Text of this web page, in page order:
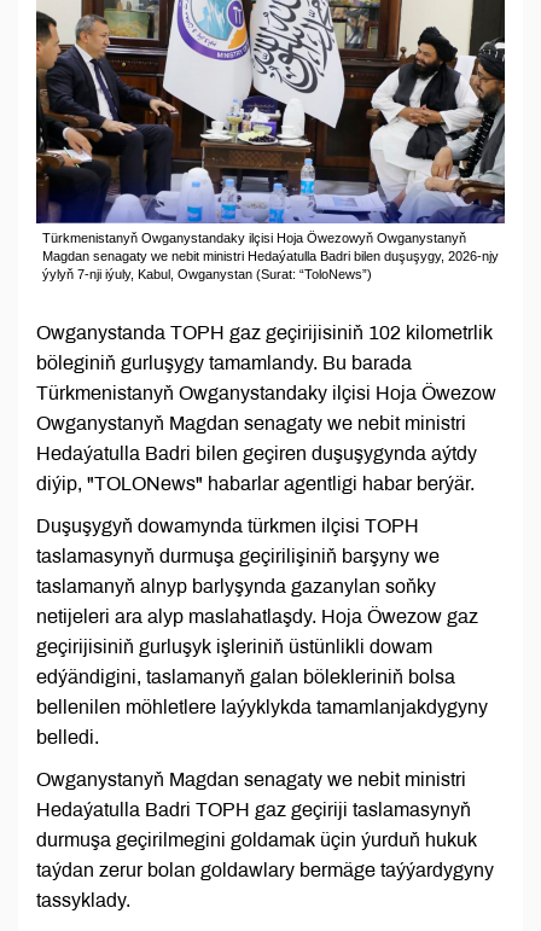
Türkmenistanyň Owganystandaky ilçisi Hoja Öwezowyň Owganystanyň
Magdan senagaty we nebit ministri Hedaýatulla Badri bilen duşuşygy, 2026-njy
ýylyň 7-nji iýuly, Kabul, Owganystan (Surat: “ToloNews”)
Owganystanda TOPH gaz geçirijisiniň 102 kilometrlik
böleginiň gurluşygy tamamlandy. Bu barada
Türkmenistanyň Owganystandaky ilçisi Hoja Öwezow
Owganystanyň Magdan senagaty we nebit ministri
Hedaýatulla Badri bilen geçiren duşuşygynda aýtdy
diýip, "TOLONews" habarlar agentligi habar berýär.
Duşuşygyň dowamynda türkmen ilçisi TOPH
taslamasynyň durmuşa geçirilişiniň barşyny we
taslamanyň alnyp barlyşynda gazanylan soňky
netijeleri ara alyp maslahatlaşdy. Hoja Öwezow gaz
geçirijisiniň gurluşyk işleriniň üstünlikli dowam
edýändigini, taslamanyň galan bölekleriniň bolsa
bellenilen möhletlere laýyklykda tamamlanjakdygyny
belledi.
Owganystanyň Magdan senagaty we nebit ministri
Hedaýatulla Badri TOPH gaz geçiriji taslamasynyň
durmuşa geçirilmegini goldamak üçin ýurduň hukuk
taýdan zerur bolan goldawlary bermäge taýýardygyny
tassyklady.